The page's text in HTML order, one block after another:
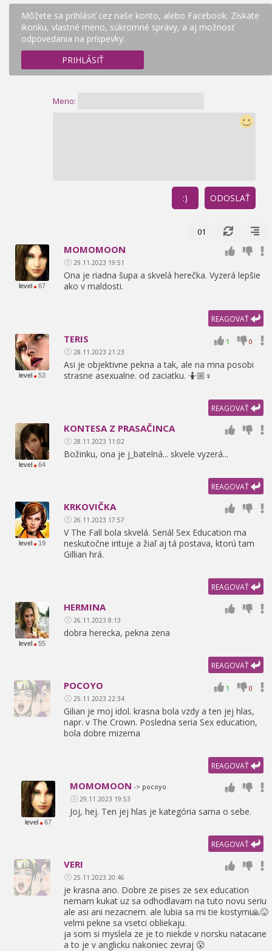
Môžete sa prihlásiť cez naše konto, alebo Facebook. Získate
ikonku, vlastné meno, súkromné správy, a aj možnosť
odpovedania na príspevky.
PRIHLÁSIŤ
Meno:
ODOSLAŤ
:)
01
level 67
MOMOMOON
29.11.2023 19:51
Ona je riadna šupa a skvelá herečka. Vyzerá lepšie
ako v maldosti.
REAGOVAŤ
level 53
1 0
TERIS
28.11.2023 21:23
Asi je objektivne pekna a tak, ale na mna posobi
strasne asexualne. od zaciatku. 🤷🏼♀
REAGOVAŤ
level 64
KONTESA Z PRASAČINCA
28.11.2023 11:02
Božinku, ona je j_batelná... skvele vyzerá...
REAGOVAŤ
level 19
KRKOVIČKA
26.11.2023 17:57
V The Fall bola skvelá. Seriál Sex Education ma
neskutočne irituje a žiaľ aj tá postava, ktorú tam
Gillian hrá.
REAGOVAŤ
level 55
HERMINA
26.11.2023 8:13
dobra herecka, pekna zena
REAGOVAŤ
1 0
POCOYO
25.11.2023 22:34
Gilian je moj idol. krasna bola vzdy a ten jej hlas,
napr. v The Crown. Posledna seria Sex education,
bola dobre mizerna
REAGOVAŤ
level 67
MOMOMOON -> pocoyo
29.11.2023 19:53
Joj, hej. Ten jej hlas je kategória sama o sebe.
REAGOVAŤ
VERI
25.11.2023 20:46
je krasna ano. Dobre ze pises ze sex education
nemam kukat uz sa odhodlavam na tuto novu seriu
ale asi ani nezacnem. ale lubia sa mi tie kostymi🙏😝
velmi pekne sa vsetci obliekaju.
ja som si myslela ze je to niekde v norsku natacane
a to je v anglicku nakoniec zevraj 😮